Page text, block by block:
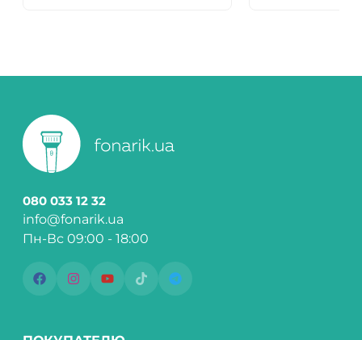
080 033 12 32
info@fonarik.ua
Пн-Вс 09:00 - 18:00